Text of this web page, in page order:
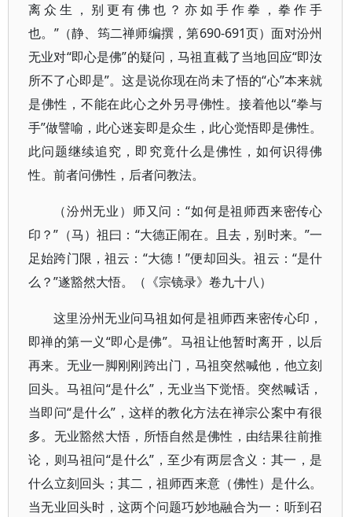
离众生，别更有佛也？亦如手作拳，拳作手
也。”（静、筠二禅师编撰，第690-691页）面对汾州
无业对“即心是佛”的疑问，马祖直截了当地回应“即汝
所不了心即是”。这是说你现在尚未了悟的“心”本来就
是佛性，不能在此心之外另寻佛性。接着他以“拳与
手”做譬喻，此心迷妄即是众生，此心觉悟即是佛性。
此问题继续追究，即究竟什么是佛性，如何识得佛
性。前者问佛性，后者问教法。
（汾州无业）师又问：“如何是祖师西来密传心
印？”（马）祖曰：“大德正闹在。且去，别时来。”一
足始跨门限，祖云：“大德！”便却回头。祖云：“是什
么？”遂豁然大悟。（《宗镜录》卷九十八）
这里汾州无业问马祖如何是祖师西来密传心印，
即禅的第一义“即心是佛”。马祖让他暂时离开，以后
再来。无业一脚刚刚跨出门，马祖突然喊他，他立刻
回头。马祖问“是什么”，无业当下觉悟。突然喊话，
当即问“是什么”，这样的教化方法在禅宗公案中有很
多。无业豁然大悟，所悟自然是佛性，由结果往前推
论，则马祖问“是什么”，至少有两层含义：其一，是
什么立刻回头；其二，祖师西来意（佛性）是什么。
当无业回头时，这两个问题巧妙地融合为一：听到召